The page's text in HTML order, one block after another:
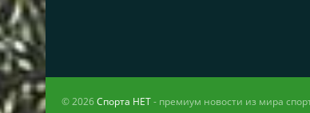
© 2026Спорта НЕТ- премиум новости из мира